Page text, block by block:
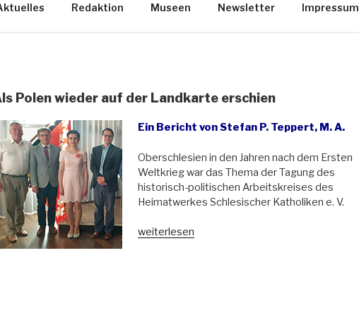
Redaktion Museen Newsletter Impressum
Polen wieder auf der Landkarte erschien
Ein Bericht von Stefan P. Teppert, M. A.
Oberschlesien in den Jahren nach dem Ersten
Weltkrieg war das Thema der Tagung des
historisch-politischen Arbeitskreises des
Heimatwerkes Schlesischer Katholiken e. V.
„Als
weiterlesen